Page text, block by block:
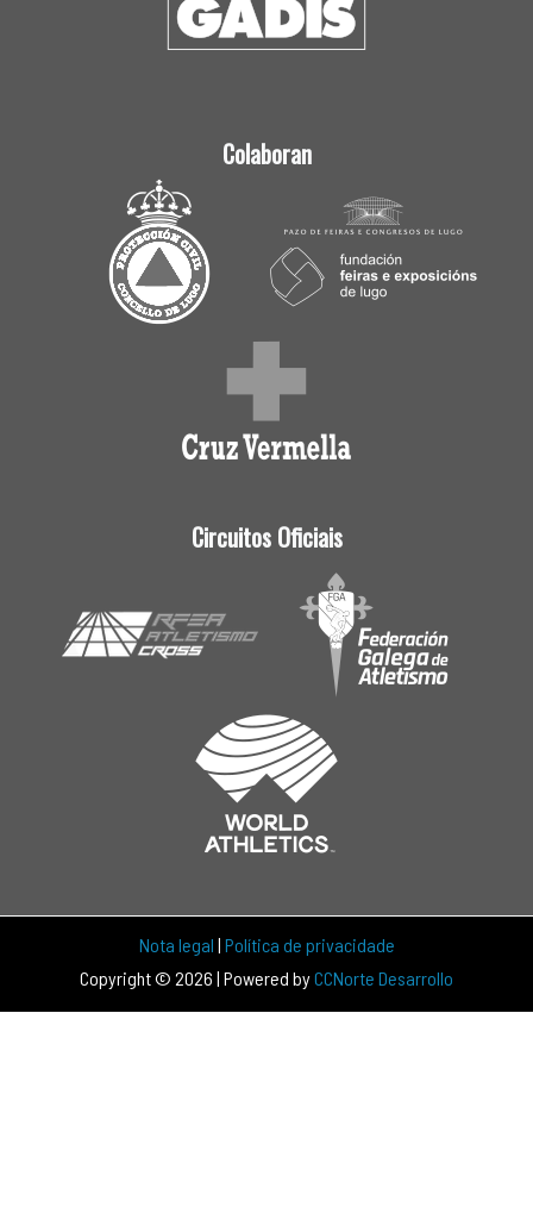
Colaboran
Circuitos Oficiais
Nota legal | Política de privacidade
Copyright © 2026 | Powered byCCNorte Desarrollo